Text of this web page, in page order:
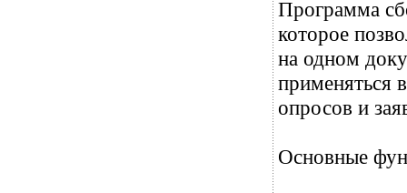
Программа
которое
на одном
применяться
опросов и
Основные